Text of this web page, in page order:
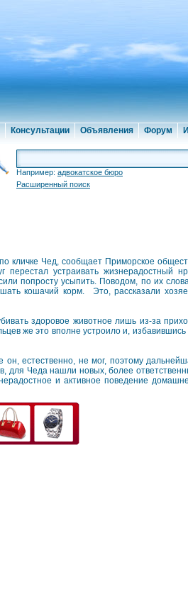
Консультации Объявления Форум
Например: адвокатское бюро
Расширенный поиск
кличке Чед, сообщает Приморское
устраивать жизнерадостный
попросту усыпить. Поводом, по их
кошачий корм. Это, рассказали
здоровое животное лишь из-за
же это вполне устроило и, избавившись
он, естественно, не мог, поэтому
для Чеда нашли новых, более
и активное поведение